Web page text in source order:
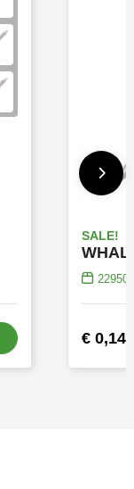
SALE!
22950
€ 0,14